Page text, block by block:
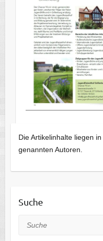
Die Artikelinhalte liegen
genannten Autoren.
Suche
Suche